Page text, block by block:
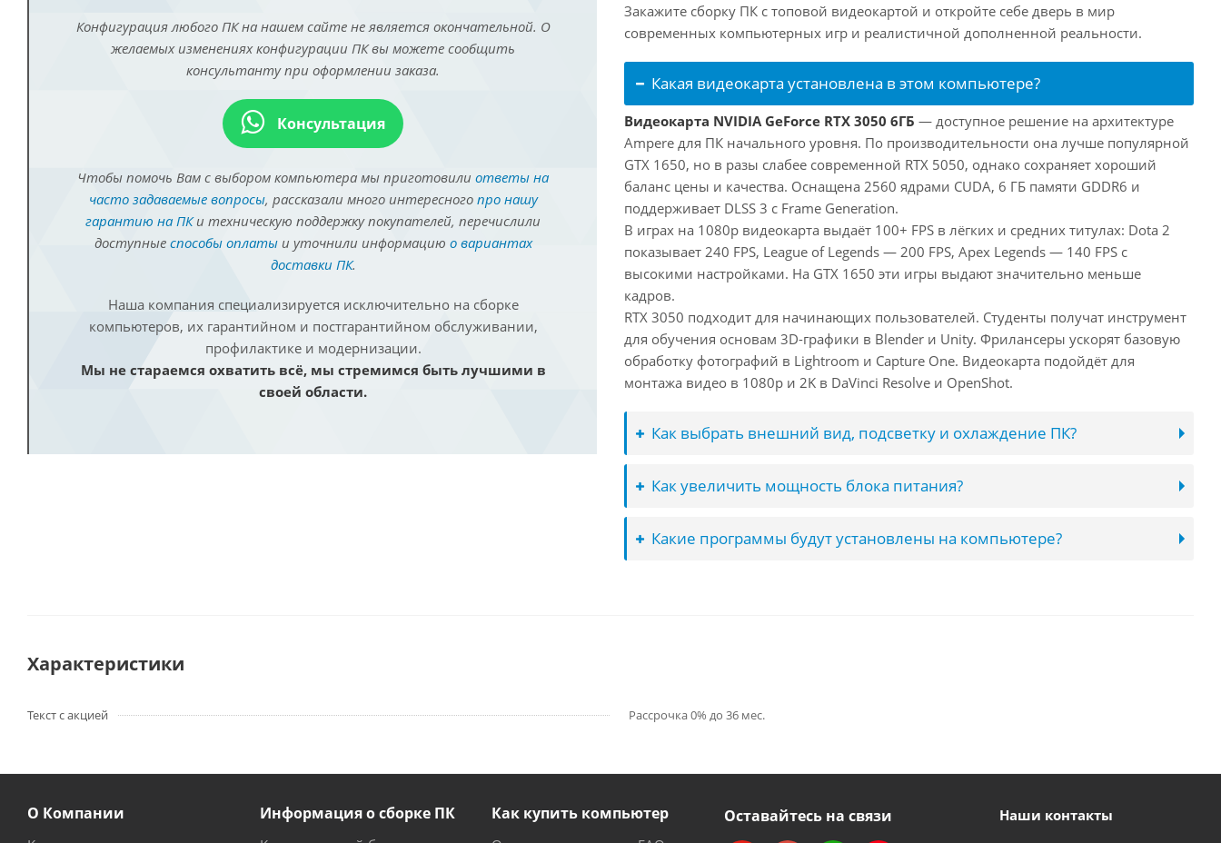
Конфигурация любого ПК на нашем сайте не является окончательной. О
желаемых изменениях конфигурации ПК вы можете сообщить
консультанту при оформлении заказа.
Консультация
Чтобы помочь Вам с выбором компьютера мы приготовили ответы на
часто задаваемые вопросы, рассказали много интересного про нашу
гарантию на ПКи техническую поддержку покупателей, перечислили
доступные способы оплатыи уточнили информацию о вариантах
доставки ПК.
Наша компания специализируется исключительно на сборке
компьютеров, их гарантийном и постгарантийном обслуживании,
профилактике и модернизации.
Мы не стараемся охватить всё, мы стремимся быть лучшими в
своей области.
Закажите сборку ПК с топовой видеокартой и откройте себе дверь в мир
современных компьютерных игр и реалистичной дополненной реальности.
Какая видеокарта установлена в этом компьютере?
Видеокарта NVIDIA GeForce RTX 3050 6ГБ — доступное решение на архитектуре
Ampere для ПК начального уровня. По производительности она лучше популярной
GTX 1650, но в разы слабее современной RTX 5050, однако сохраняет хороший
баланс цены и качества. Оснащена 2560 ядрами CUDA, 6 ГБ памяти GDDR6 и
поддерживает DLSS 3 с Frame Generation.
В играх на 1080p видеокарта выдаёт 100+ FPS в лёгких и средних титулах: Dota 2
показывает 240 FPS, League of Legends — 200 FPS, Apex Legends — 140 FPS с
высокими настройками. На GTX 1650 эти игры выдают значительно меньше
кадров.
RTX 3050 подходит для начинающих пользователей. Студенты получат инструмент
для обучения основам 3D-графики в Blender и Unity. Фрилансеры ускорят базовую
обработку фотографий в Lightroom и Capture One. Видеокарта подойдёт для
монтажа видео в 1080p и 2K в DaVinci Resolve и OpenShot.
Как выбрать внешний вид, подсветку и охлаждение ПК?
Как увеличить мощность блока питания?
Какие программы будут установлены на компьютере?
Характеристики
Текст с акцией Рассрочка 0% до 36 мес.
О Компании Информация о сборке ПК Как купить компьютер Оставайтесь на связи Наши контакты